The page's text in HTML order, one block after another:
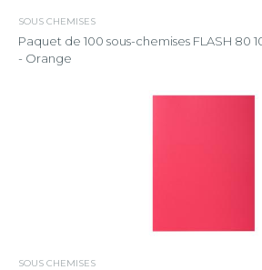
SOUS CHEMISES
Paquet de 100 sous-chemises FLASH 80
- Orange
SOUS CHEMISES